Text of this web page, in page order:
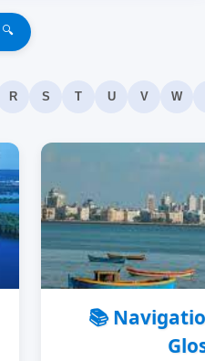
🔍
R S T U V W
📚